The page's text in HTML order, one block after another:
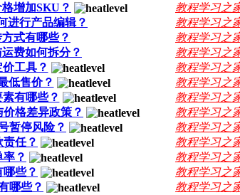
增加SKU？ 教程学习之
进行产品编辑？ 教程学习之
式有哪些？ 教程学习之
费如何拆分？ 教程学习之
工具？ 教程学习之
低售价？ 教程学习之
有哪些？ 教程学习之
格差异政策？ 教程学习之
暂停风险？ 教程学习之
任？ 教程学习之
？ 教程学习之
些？ 教程学习之
哪些？ 教程学习之